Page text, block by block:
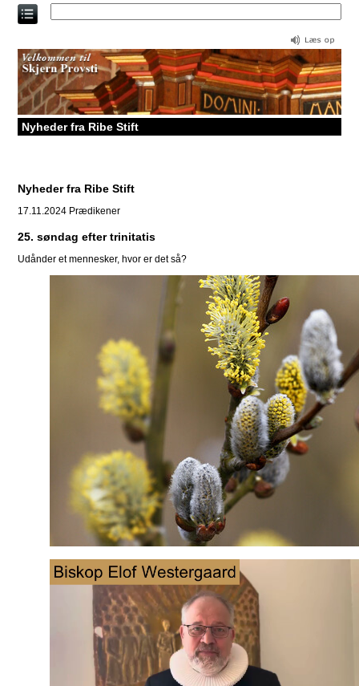
Direkte
til
Nyheder fra Ribe Stift
Nyheder fra Ribe Stift
17.11.2024 Prædikener
25. søndag efter trinitatis
Udånder et mennesker, hvor er det så?